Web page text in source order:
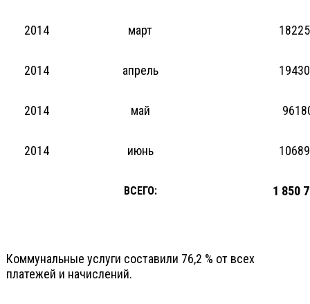
2014 март
2014 апрель
2014 май
2014 июнь
ВСЕГО: 1 850
Коммунальные услуги составили 76,2 % от всех
платежей и начислений.